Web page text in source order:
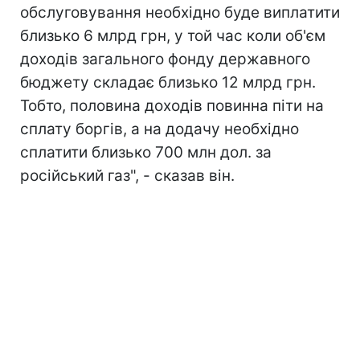
обслуговування необхідно буде виплатити
близько 6 млрд грн, у той час коли об'єм
доходів загального фонду державного
бюджету складає близько 12 млрд грн.
Тобто, половина доходів повинна піти на
сплату боргів, а на додачу необхідно
сплатити близько 700 млн дол. за
російський газ", - сказав він.